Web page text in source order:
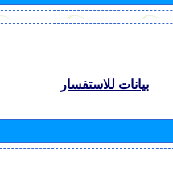
بيانات للاستفسار